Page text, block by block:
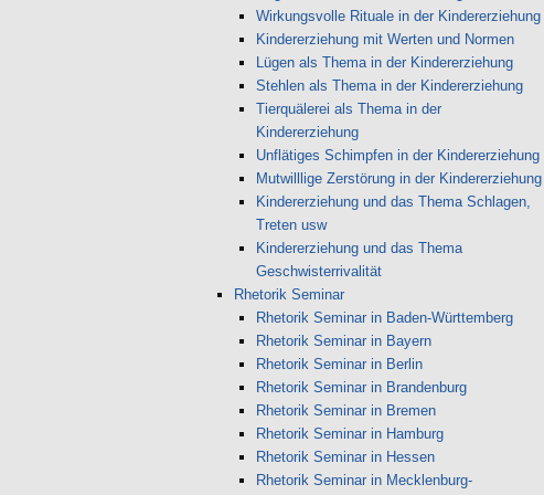
Wirkungsvolle Rituale in der Kindererziehung
Kindererziehung mit Werten und Normen
Lügen als Thema in der Kindererziehung
Stehlen als Thema in der Kindererziehung
Tierquälerei als Thema in der
Kindererziehung
Unflätiges Schimpfen in der Kindererziehung
Mutwilllige Zerstörung in der Kindererziehung
Kindererziehung und das Thema Schlagen,
Treten usw
Kindererziehung und das Thema
Geschwisterrivalität
Rhetorik Seminar
Rhetorik Seminar in Baden-Württemberg
Rhetorik Seminar in Bayern
Rhetorik Seminar in Berlin
Rhetorik Seminar in Brandenburg
Rhetorik Seminar in Bremen
Rhetorik Seminar in Hamburg
Rhetorik Seminar in Hessen
Rhetorik Seminar in Mecklenburg-